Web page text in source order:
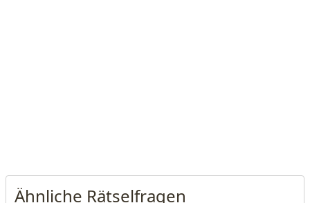
Ähnliche Rätselfragen